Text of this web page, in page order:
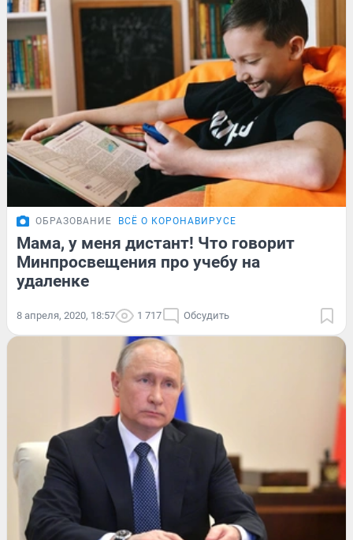
ОБРАЗОВАНИЕ ВСЁ О КОРОНАВИРУСЕ
Мама, у меня дистант! Что говорит
Минпросвещения про учебу на
удаленке
8 апреля, 2020, 18:57 1 717 Обсудить